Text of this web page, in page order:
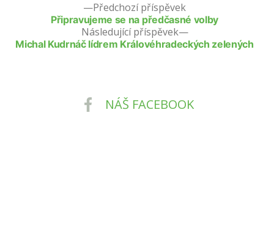
Předchozí příspěvek
Připravujeme se na předčasné volby
Následující příspěvek
Michal Kudrnáč lídrem Královéhradeckých zelených
NÁŠ FACEBOOK